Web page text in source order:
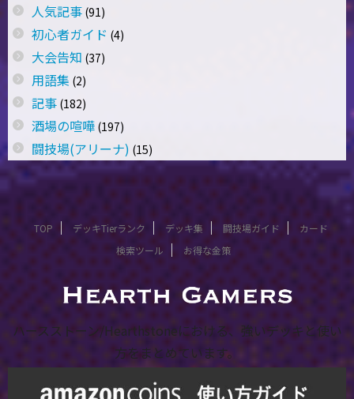
人気記事 (91)
初心者ガイド (4)
大会告知 (37)
用語集 (2)
記事 (182)
酒場の喧嘩 (197)
闘技場(アリーナ) (15)
TOP デッキTierランク デッキ集 闘技場ガイド
カード
検索ツール
お得な金策
ハースストーン/Hearthstoneにおける、強いデッキと使い
方をまとめています。